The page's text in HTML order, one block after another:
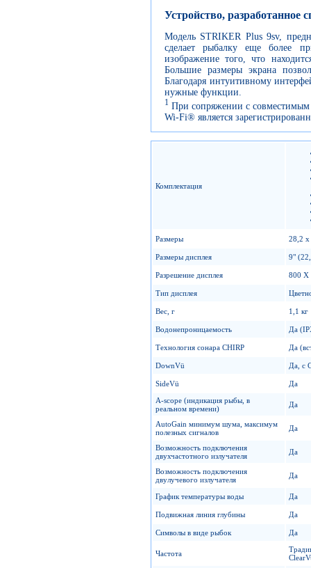
Устройство, разработанное
Модель STRIKER Plus 9sv,
сделает рыбалку еще более
изображение того, что
Большие размеры экрана
Благодаря интуитивному
нужные функции.
1 При сопряжении с
Wi-Fi® является
Комплектация
Размеры 28,2
Размеры дисплея 9"
Разрешение дисплея 800 X
Тип дисплея
Вес, г 1,1 кг
Водонепроницаемость Да
Технология сонара CHIRP Да
DownVü Да, с
SideVü
Да
A-scope (индикация рыбы, в
реальном времени)
Да
AutoGain минимум шума, максимум
полезных сигналов
Да
Возможность подключения
двухчастотного излучателя
Да
Возможность подключения
двулучевого излучателя
Да
График температуры воды Да
Подвижная линия глубины Да
Символы в виде рыбок Да
Частота